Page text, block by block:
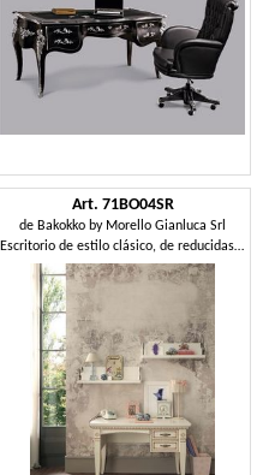
Art. 71BO04SR
de Bakokko by Morello Gianluca Srl
Escritorio de estilo clásico, de reducidas dimensiones.